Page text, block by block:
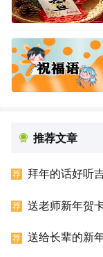
推荐文章
荐 拜年的话好听
荐 送老师新年贺
荐 送给长辈的新